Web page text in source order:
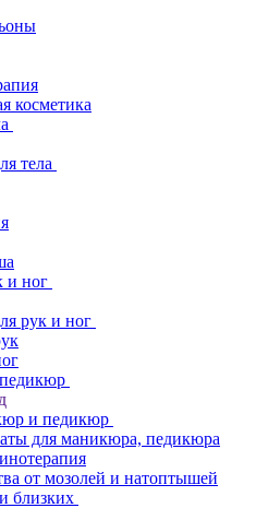
косметика
тела
и ног
рук и ног
и педикюр
для маникюра, педикюра
от мозолей и натоптышей
близких